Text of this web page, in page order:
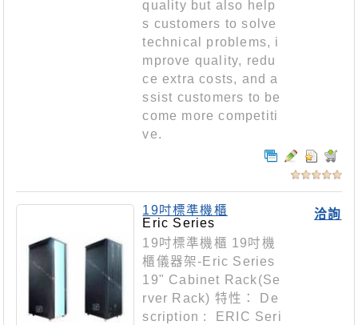
quality but also help
s customers to solve
technical problems, i
mprove quality, redu
ce extra costs, and a
ssist customers to be
come more competiti
ve.
洽詢
19吋標準機櫃
Eric Series
19吋標準機櫃 19吋機
櫃儀器架-Eric Series
19" Cabinet Rack(Se
rver Rack) 特性： De
scription : ERIC Seri